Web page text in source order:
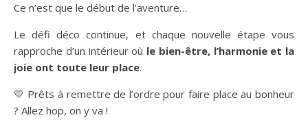
Ce n’est que le début de l’aventure…
Le défi déco continue, et chaque nouvelle étape vous
rapproche d’un intérieur où le bien-être, l’harmonie et la
joie ont toute leur place.
💛 Prêts à remettre de l’ordre pour faire place au bonheur
? Allez hop, on y va !